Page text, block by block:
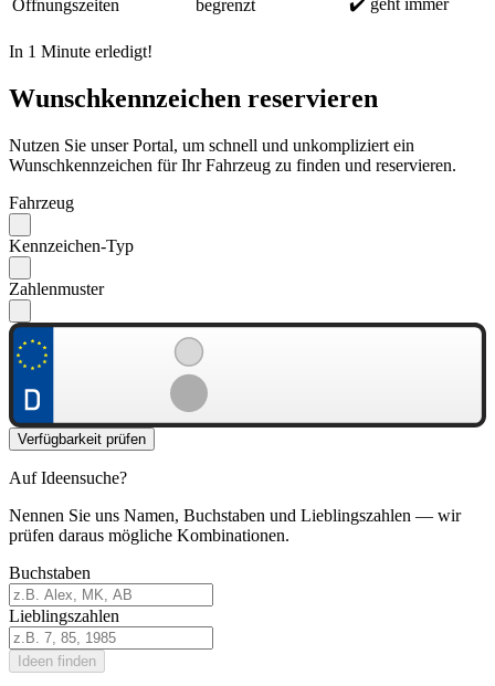
Öffnungszeiten begrenzt ✔️ geht immer
In 1 Minute erledigt!
Wunschkennzeichen reservieren
Nutzen Sie unser Portal, um schnell und unkompliziert ein
Wunschkennzeichen für Ihr Fahrzeug zu finden und reservieren.
Fahrzeug
Kennzeichen-Typ
Zahlenmuster
Verfügbarkeit prüfen
Auf Ideensuche?
Nennen Sie uns Namen, Buchstaben und Lieblingszahlen — wir
prüfen daraus mögliche Kombinationen.
Buchstaben
Lieblingszahlen
Ideen finden